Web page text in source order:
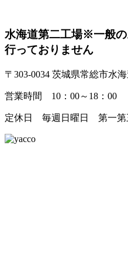
水海道第二工場※一般の
行っておりません
〒303-0034 茨城県常総市水
営業時間 10：00～18：00
定休日 毎週日曜日 第一第